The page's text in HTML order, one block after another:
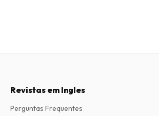
Revistas em Ingles
Perguntas Frequentes